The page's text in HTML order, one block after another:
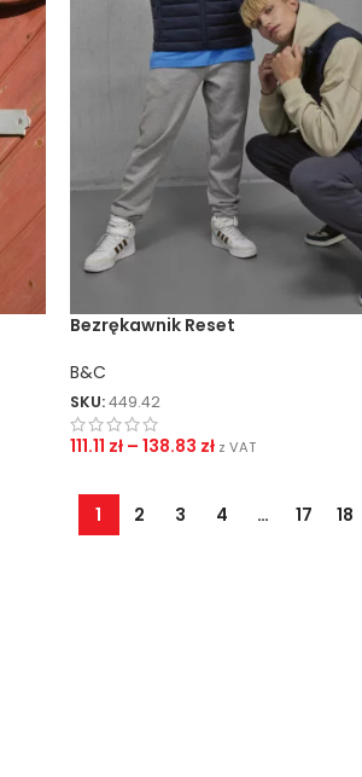
Bezrękawnik Reset
B&C
SKU:449.42
111.11 zł – 138.83 zł z VAT
1 2 3 4 … 17 18